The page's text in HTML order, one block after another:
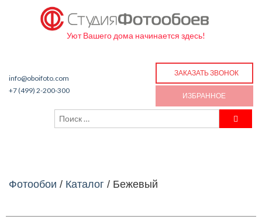
Уют Вашего дома начинается здесь!
info@oboifoto.com
+7 (499) 2-200-300
ЗАКАЗАТЬ ЗВОНОК
ИЗБРАННОЕ
Фотообои / Каталог / Бежевый